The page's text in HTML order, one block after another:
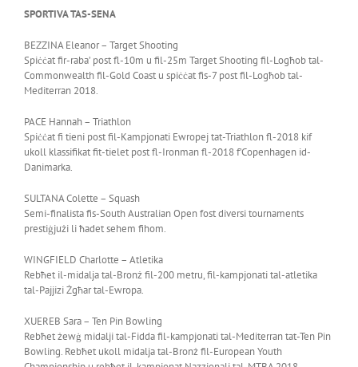
SPORTIVA TAS-SENA
BEZZINA Eleanor – Target Shooting
Spiċċat fir-raba’ post fl-10m u fil-25m Target Shooting fil-Logħob tal-
Commonwealth fil-Gold Coast u spiċċat fis-7 post fil-Logħob tal-
Mediterran 2018.
PACE Hannah – Triathlon
Spiċċat fi tieni post fil-Kampjonati Ewropej tat-Triathlon fl-2018 kif
ukoll klassifikat fit-tielet post fl-Ironman fl-2018 f’Copenhagen id-
Danimarka.
SULTANA Colette – Squash
Semi-finalista fis-South Australian Open fost diversi tournaments
prestiġjużi li ħadet sehem fihom.
WINGFIELD Charlotte – Atletika
Rebħet il-midalja tal-Bronż fil-200 metru, fil-kampjonati tal-atletika
tal-Pajjizi Żgħar tal-Ewropa.
XUEREB Sara – Ten Pin Bowling
Rebħet żewġ midalji tal-Fidda fil-kampjonati tal-Mediterran tat-Ten Pin
Bowling. Rebħet ukoll midalja tal-Bronż fil-European Youth